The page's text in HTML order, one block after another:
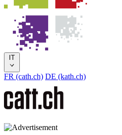
IT
FR (cath.ch) DE (kath.ch)